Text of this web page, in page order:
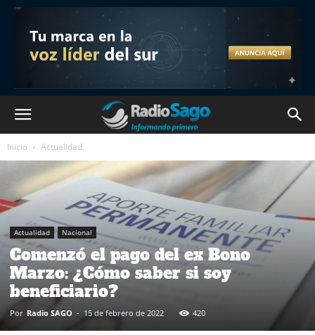
Inicio Actualidad
Actualidad Nacional
Comenzó el pago del ex Bono
Marzo: ¿Cómo saber si soy
beneficiario?
Por Radio SAGO - 15 de febrero de 2022 420